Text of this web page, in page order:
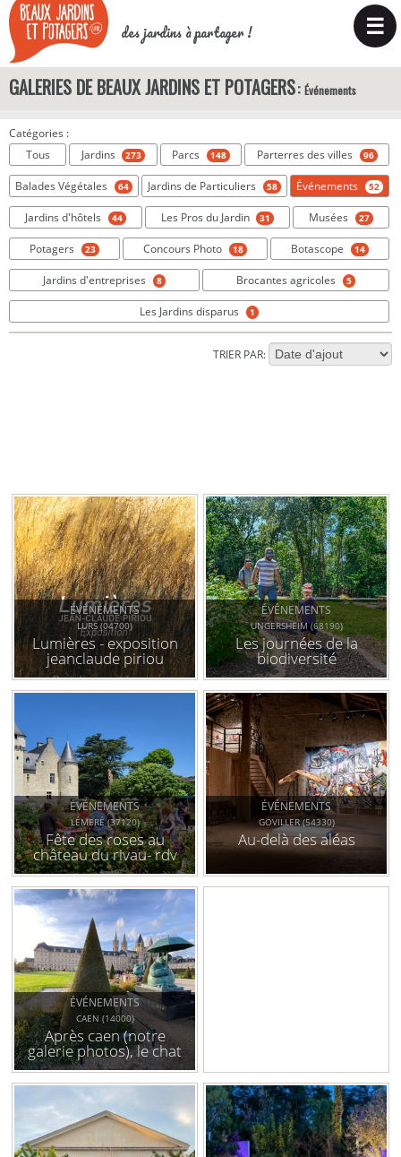
des jardins à partager ! ☰
GALERIES DE BEAUX JARDINS ET POTAGERS Événements
Catégories :
Tous
Jardins 273 Parcs 148 Parterres des villes 96
Balades Végétales 64 Jardins de Particuliers 58 Événements 52
Jardins d'hôtels 44 Les Pros du Jardin 31 Musées 27
Potagers 23 Concours Photo 18 Botascope 14
Jardins d'entreprises 8 Brocantes agricoles 5
Les Jardins disparus 1
TRIER PAR:
ÉVÉNEMENTS
LURS (04700)
Lumières - exposition
jeanclaude piriou
ÉVÉNEMENTS
UNGERSHEIM (68190)
Les journées de la
biodiversité
ÉVÉNEMENTS
LÉMERÉ (37120)
Fête des roses au
château du rivau- rdv
aux jardins (37)
ÉVÉNEMENTS
GOVILLER (54330)
Au-delà des aléas
ÉVÉNEMENTS
CAEN (14000)
Après caen (notre
galerie photos), le chat
déambule enfin à
bruxelles